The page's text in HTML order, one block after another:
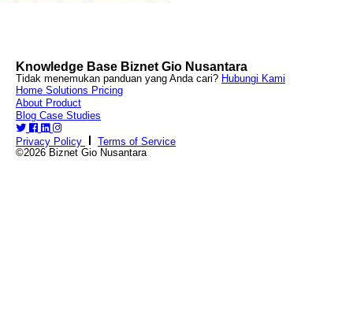
Knowledge Base Biznet Gio Nusantara
Tidak menemukan panduan yang Anda cari? Hubungi Kami
Home Solutions Pricing
About Product
Blog Case Studies
Privacy Policy
Terms of Service
©2026 Biznet Gio Nusantara